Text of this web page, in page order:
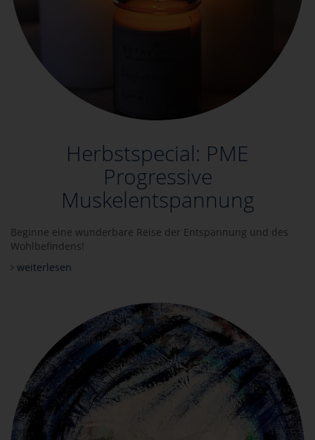
Herbstspecial: PME
Progressive
Muskelentspannung
Beginne eine wunderbare Reise der Entspannung und des
Wohlbefindens!
weiterlesen